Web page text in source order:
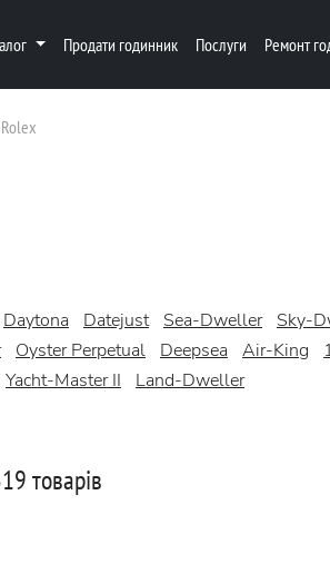
Продати годинник Послуги Ремонт
Rolex
Daytona Datejust Sea-Dweller Sky-
Oyster Perpetual Deepsea Air-King
Yacht-Master II
Land-Dweller
товарів